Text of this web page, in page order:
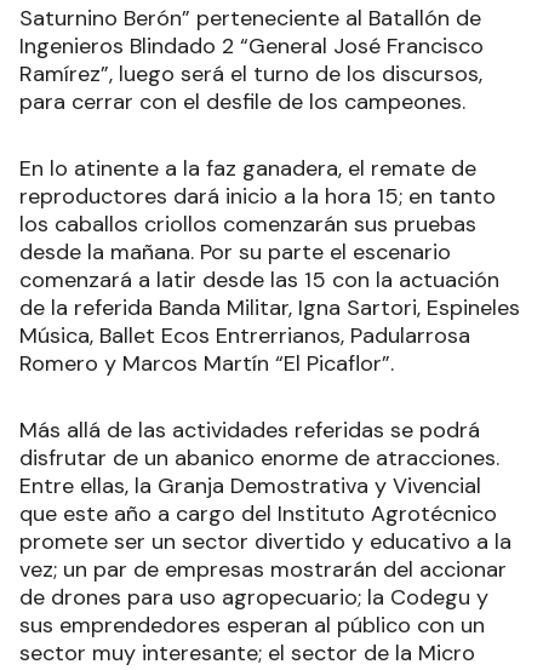
Saturnino Berón” perteneciente al Batallón de
Ingenieros Blindado 2 “General José Francisco
Ramírez”, luego será el turno de los discursos,
para cerrar con el desfile de los campeones.
En lo atinente a la faz ganadera, el remate de
reproductores dará inicio a la hora 15; en tanto
los caballos criollos comenzarán sus pruebas
desde la mañana. Por su parte el escenario
comenzará a latir desde las 15 con la actuación
de la referida Banda Militar, Igna Sartori, Espineles
Música, Ballet Ecos Entrerrianos, Padularrosa
Romero y Marcos Martín “El Picaflor”.
Más allá de las actividades referidas se podrá
disfrutar de un abanico enorme de atracciones.
Entre ellas, la Granja Demostrativa y Vivencial
que este año a cargo del Instituto Agrotécnico
promete ser un sector divertido y educativo a la
vez; un par de empresas mostrarán del accionar
de drones para uso agropecuario; la Codegu y
sus emprendedores esperan al público con un
sector muy interesante; el sector de la Micro